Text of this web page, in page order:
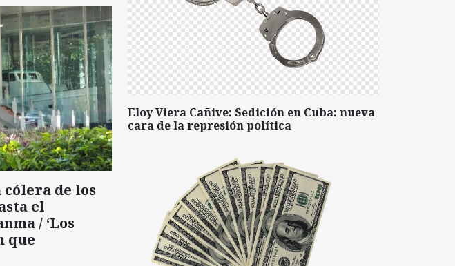
cólera de los
el
/ ‘Los
que
Eloy Viera Cañive: Sedición en Cuba: nueva
cara de la represión política